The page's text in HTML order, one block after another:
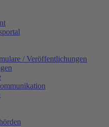
/ Veröffentlichungen